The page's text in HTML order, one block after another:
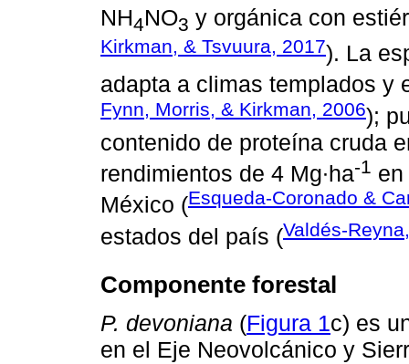
NH4NO3 y orgánica con
Kirkman, & Tsvuura, 2017). La
adapta a climas templados y
Fynn, Morris, & Kirkman, 2006);
contenido de proteína cruda
rendimientos de 4 Mg∙ha-1
México (Esqueda-Coronado &
estados del país (Valdés-
Componente forestal
P. devoniana (Figura 1c) es
en el Eje Neovolcánico y